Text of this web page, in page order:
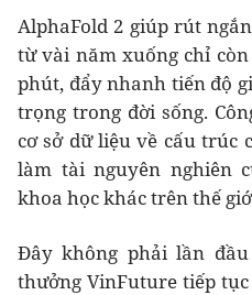
AlphaFold 2 giúp rút
từ vài năm xuống chỉ
phút, đẩy nhanh tiến độ
trọng trong đời sống.
cơ sở dữ liệu về cấu trúc
làm tài nguyên nghiên
khoa học khác trên thế
Đây không phải lần
thưởng VinFuture tiếp